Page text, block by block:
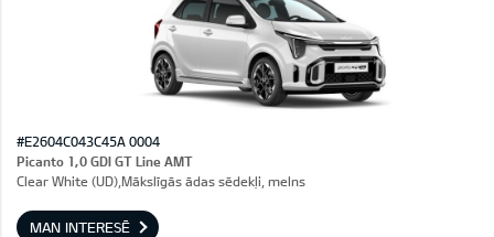
#E2604C043C45A 0004
Picanto 1,0 GDI GT Line AMT
Clear White (UD),Mākslīgās ādas sēdekļi, melns
MAN INTERESĒ